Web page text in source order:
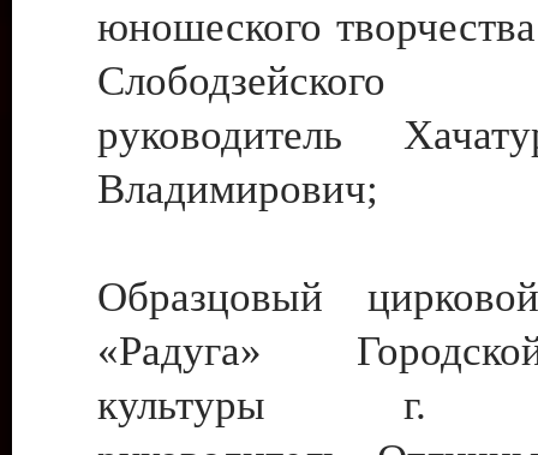
юношеского
руководитель
Владимирович;
Образцовый
«Радуга»
культуры г.